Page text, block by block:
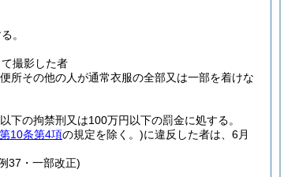
。
撮影した者
所その他の人が通常衣服の全部又は一部を着けな
下の拘禁刑又は100万円以下の罰金に処する。
第10条第4項の規定を除く。)に違反した者は、6月
37・一部改正)